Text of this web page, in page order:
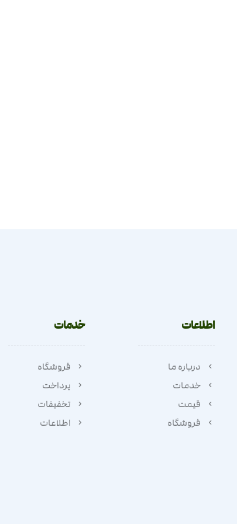
اطلاعات
درباره ما
خدمات
قیمت
فروشگاه
خدمات
فروشگاه
پرداخت
تخفیفات
اطلاعات